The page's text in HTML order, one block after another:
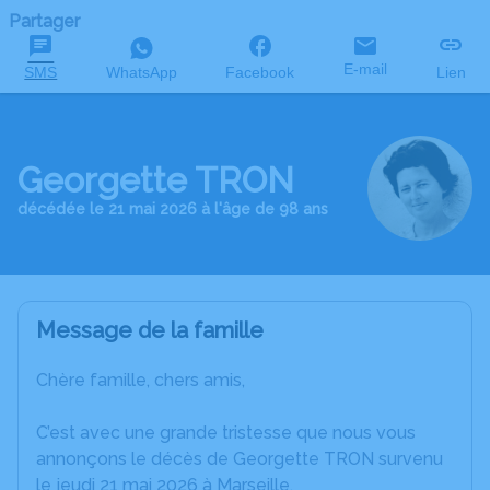
Partager
SMS WhatsApp Facebook E-mail Lien
Georgette TRON
décédée le 21 mai 2026 à l'âge de 98 ans
Message de la famille
Chère famille, chers amis,
C’est avec une grande tristesse que nous vous
annonçons le décès de Georgette TRON survenu
le jeudi 21 mai 2026 à Marseille.